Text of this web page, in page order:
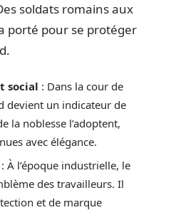
soldats romains aux
porté pour se protéger
social : Dans la cour de
devient un indicateur de
la noblesse l’adoptent,
avec élégance.
: À l’époque industrielle, le
des travailleurs. Il
et de marque